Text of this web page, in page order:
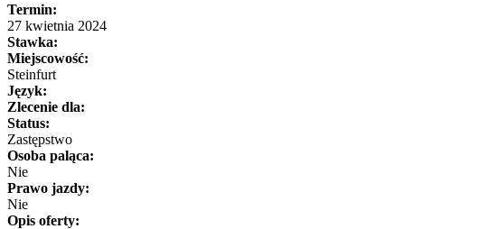
Termin:
27 kwietnia 2024
Stawka:
Miejscowość:
Steinfurt
Język:
Zlecenie dla:
Status:
Zastępstwo
Osoba paląca:
Nie
Prawo jazdy:
Nie
Opis oferty: